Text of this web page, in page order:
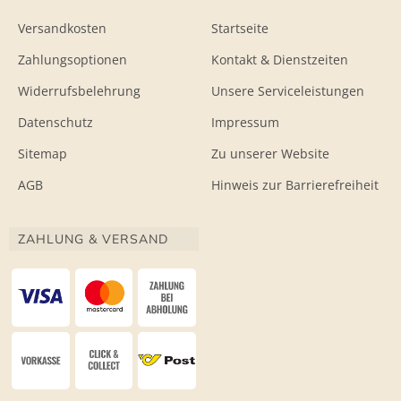
Versandkosten
Zahlungsoptionen
Widerrufsbelehrung
Datenschutz
Sitemap
AGB
Startseite
Kontakt & Dienstzeiten
Unsere Serviceleistungen
Impressum
Zu unserer Website
Hinweis zur Barrierefreiheit
ZAHLUNG & VERSAND